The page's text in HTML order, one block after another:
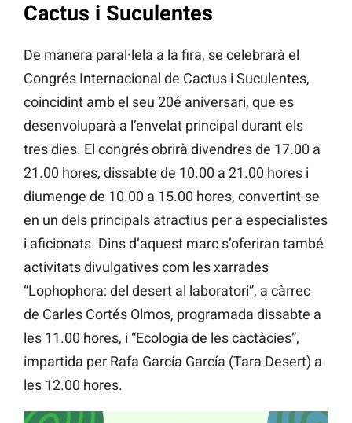
Cactus i Suculentes
De manera paral·lela a la fira, se celebrarà el
Congrés Internacional de Cactus i Suculentes,
coincidint amb el seu 20é aniversari, que es
desenvoluparà a l’envelat principal durant els
tres dies. El congrés obrirà divendres de 17.00 a
21.00 hores, dissabte de 10.00 a 21.00 hores i
diumenge de 10.00 a 15.00 hores, convertint-se
en un dels principals atractius per a especialistes
i aficionats. Dins d’aquest marc s’oferiran també
activitats divulgatives com les xarrades
“Lophophora: del desert al laboratori”, a càrrec
de Carles Cortés Olmos, programada dissabte a
les 11.00 hores, i “Ecologia de les cactàcies”,
impartida per Rafa García García (Tara Desert) a
les 12.00 hores.